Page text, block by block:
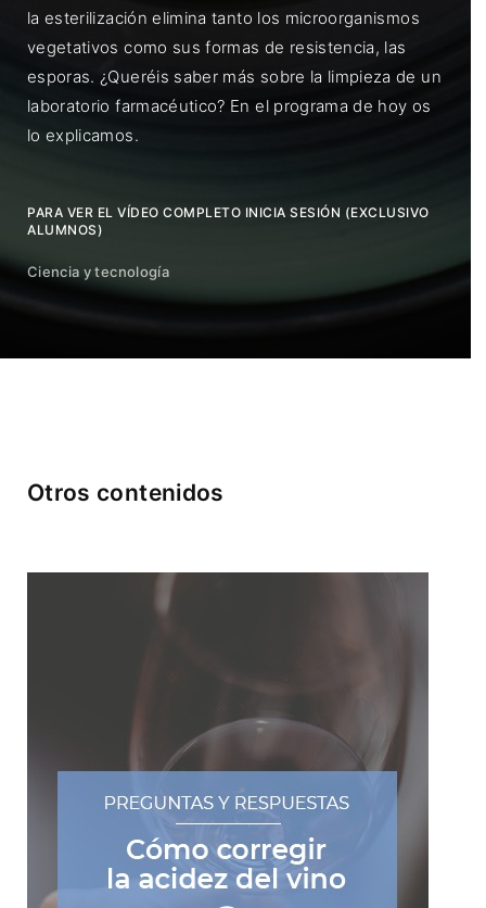
la esterilización elimina tanto los microorganismos
vegetativos como sus formas de resistencia, las
esporas. ¿Queréis saber más sobre la limpieza de un
laboratorio farmacéutico? En el programa de hoy os
lo explicamos.
PARA VER EL VÍDEO COMPLETO INICIA SESIÓN (EXCLUSIVO
ALUMNOS)
Ciencia y tecnología
Otros contenidos